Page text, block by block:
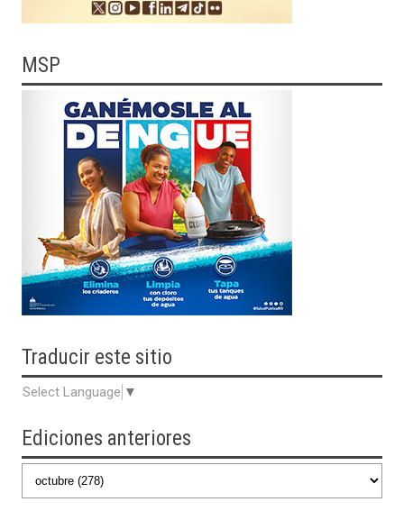
MSP
Traducir este sitio
Select Language ▼
Ediciones anteriores